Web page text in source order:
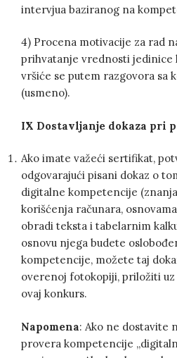
intervjua baziranog na
4) Procena motivacije za rad
prihvatanje vrednosti jedinice
vršiće se putem razgovora sa
(usmeno).
IX Dostavljanje dokaza pri
Ako imate važeći sertifikat,
odgovarajući pisani dokaz o
digitalne kompetencije
korišćenja računara,
obradi teksta i tabelarnim
osnovu njega budete
kompetencije, možete taj
overenoj fotokopiji, priložiti
ovaj konkurs.
Napomena: Ako ne dostavite
provera kompetencije